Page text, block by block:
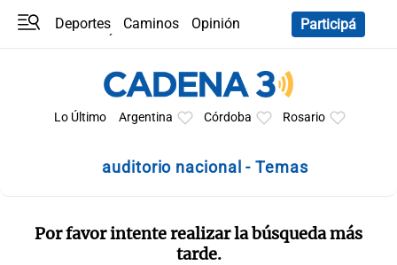
Deportes Caminos
Opinión
Participá
Lo Último Argentina Córdoba Rosario
auditorio nacional - Temas
Por favor intente realizar la búsqueda más
tarde.